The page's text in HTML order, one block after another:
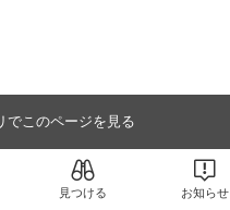
でこのページを見る
見つける お知らせ